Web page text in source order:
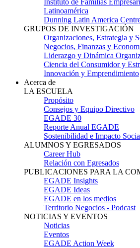
Instituto de Familias
Latinoamérica
Dunning Latin America
GRUPOS DE INVESTIGACIÓN
Organizaciones, Estrategia y
Negocios, Finanzas y
Liderazgo y Dinámica
Ciencia del Consumidor y
Innovación y Emprendimiento
Acerca de
LA ESCUELA
Propósito
Consejos y Equipo Directivo
EGADE 30
Reporte Anual EGADE
Sostenibilidad e Impacto
ALUMNOS Y EGRESADOS
Career Hub
Relación con Egresados
PUBLICACIONES PARA LA
EGADE Insights
EGADE Ideas
EGADE en los medios
Territorio Negocios - Podcast
NOTICIAS Y EVENTOS
Noticias
Eventos
EGADE Action Week